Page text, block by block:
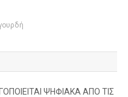
ΨΗΦΙΑΚΑ ΑΠΟ ΤΙΣ